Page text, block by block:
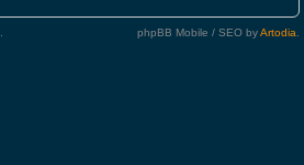
phpBB Mobile / SEO byArtodia